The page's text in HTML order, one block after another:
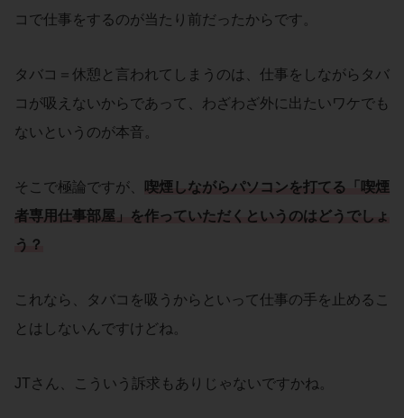
コで仕事をするのが当たり前だったからです。
タバコ＝休憩と言われてしまうのは、仕事をしながらタバ
コが吸えないからであって、わざわざ外に出たいワケでも
ないというのが本音。
そこで極論ですが、 喫煙しながらパソコンを打てる 「喫煙
者専用仕事部屋」
を作っていただくというのはどうでしょ
う？
これなら、タバコを吸うからといって仕事の手を止めるこ
とはしないんですけどね。
JTさん、こういう訴求もありじゃないですかね。